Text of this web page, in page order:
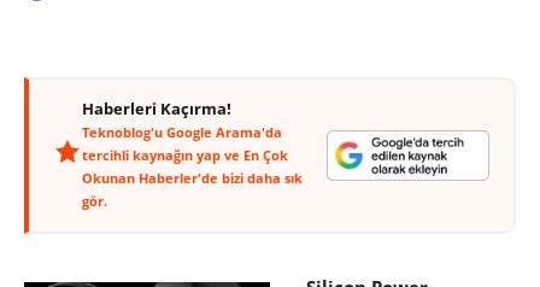
Haberleri Kaçırma!
Teknoblog'u Google Arama'da
tercihli kaynağın yap ve En Çok
Okunan Haberler'de bizi daha sık
gör.